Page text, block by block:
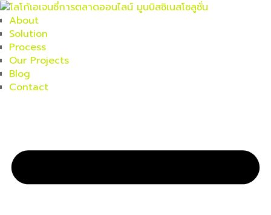
About
Solution
Process
Our Projects
Blog
Contact